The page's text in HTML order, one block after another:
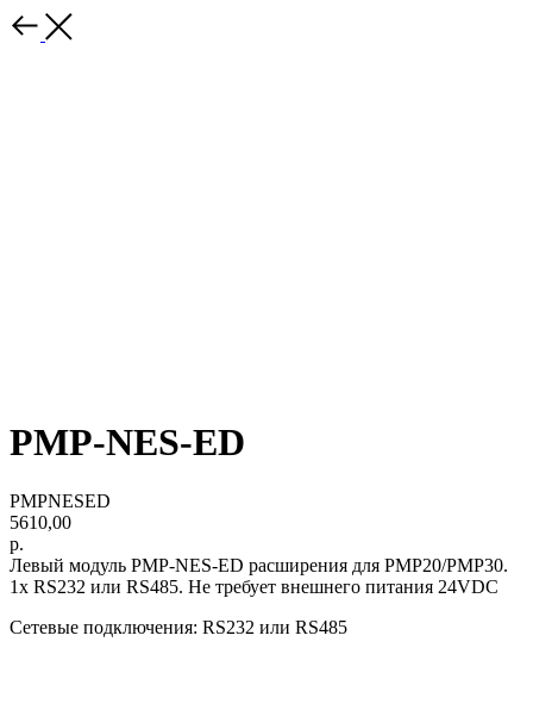
PMP-NES-ED
PMPNESED
5610,00
р.
Левый модуль PMP-NES-ED расширения для PMP20/PMP30.
1х RS232 или RS485. Не требует внешнего питания 24VDC
Сетевые подключения: RS232 или RS485